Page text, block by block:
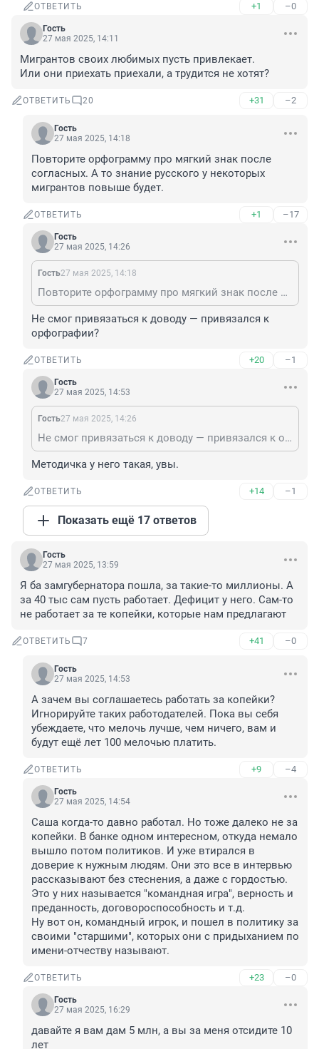
ОТВЕТИТЬ +1 –0
Гость
27 мая 2025, 14:11
Мигрантов своих любимых пусть привлекает.
Или они приехать приехали, а трудится не хотят?
ОТВЕТИТЬ 20 +31 –2
Гость
27 мая 2025, 14:18
Повторите орфограмму про мягкий знак после
согласных. А то знание русского у некоторых
мигрантов повыше будет.
ОТВЕТИТЬ +1 –17
Гость
27 мая 2025, 14:26
Гость27 мая 2025, 14:18
Повторите орфограмму про мягкий знак после согласных. А то знание русского у некоторых мигрантов повыше будет.
Не смог привязаться к доводу — привязался к
орфографии?
ОТВЕТИТЬ +20 –1
Гость
27 мая 2025, 14:53
Гость27 мая 2025, 14:26
Не смог привязаться к доводу — привязался к орфографии?
Методичка у него такая, увы.
ОТВЕТИТЬ +14 –1
Показать ещё 17 ответов
Гость
27 мая 2025, 13:59
Я ба замгубернатора пошла, за такие-то миллионы. А
за 40 тыс сам пусть работает. Дефицит у него. Сам-то
не работает за те копейки, которые нам предлагают
ОТВЕТИТЬ 7 +41 –0
Гость
27 мая 2025, 14:53
А зачем вы соглашаетесь работать за копейки?
Игнорируйте таких работодателей. Пока вы себя
убеждаете, что мелочь лучше, чем ничего, вам и
будут ещё лет 100 мелочью платить.
ОТВЕТИТЬ +9 –4
Гость
27 мая 2025, 14:54
Саша когда-то давно работал. Но тоже далеко не за
копейки. В банке одном интересном, откуда немало
вышло потом политиков. И уже втирался в
доверие к нужным людям. Они это все в интервью
рассказывают без стеснения, а даже с гордостью.
Это у них называется "командная игра", верность и
преданность, договороспособность и т.д.
Ну вот он, командный игрок, и пошел в политику за
своими "старшими", которых они с придыханием по
имени-отчеству называют.
ОТВЕТИТЬ +23 –0
Гость
27 мая 2025, 16:29
давайте я вам дам 5 млн, а вы за меня отсидите 10
лет